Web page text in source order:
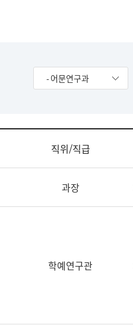
- 어문연구과
직위/직급
과장
학예연구관